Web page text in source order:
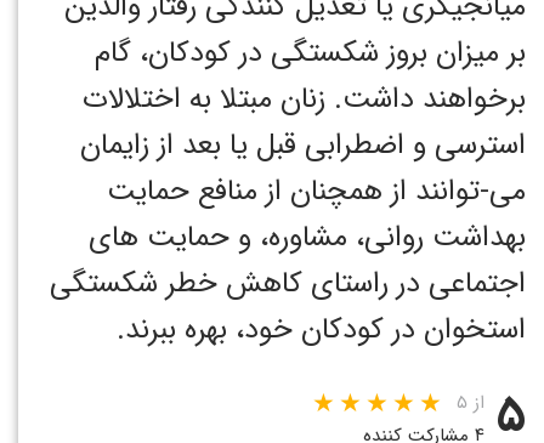
بر میزان بروز شکستگی در کودکان، گام
برخواهند داشت. زنان مبتلا به اختلالات
استرسی و اضطرابی قبل یا بعد از زایمان
می-توانند از همچنان از منافع حمایت
بهداشت روانی، مشاوره، و حمایت های
اجتماعی در راستای کاهش خطر شکستگی
استخوان در کودکان خود، بهره ببرند.
۵ از ۵
۴ مشارکت کننده